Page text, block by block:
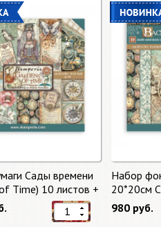
Сады времени
Time) 10 листов +
Набор
20*20см
(Gardens
бонус от
980 руб.